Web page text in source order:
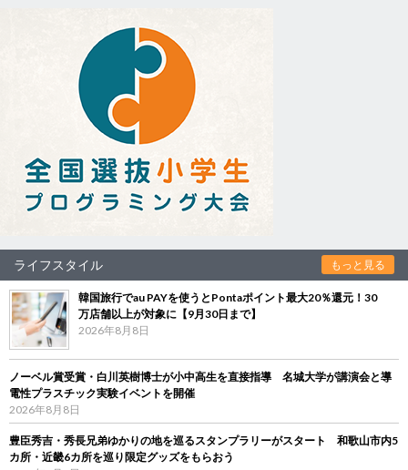
ライフスタイル もっと見る
韓国旅行でau PAYを使うとPontaポイント最大20％還元！30
万店舗以上が対象に【9月30日まで】
2026年8月8日
ノーベル賞受賞・白川英樹博士が小中高生を直接指導 名城大学が講演会と導
電性プラスチック実験イベントを開催
2026年8月8日
豊臣秀吉・秀長兄弟ゆかりの地を巡るスタンプラリーがスタート 和歌山市内5
カ所・近畿6カ所を巡り限定グッズをもらおう